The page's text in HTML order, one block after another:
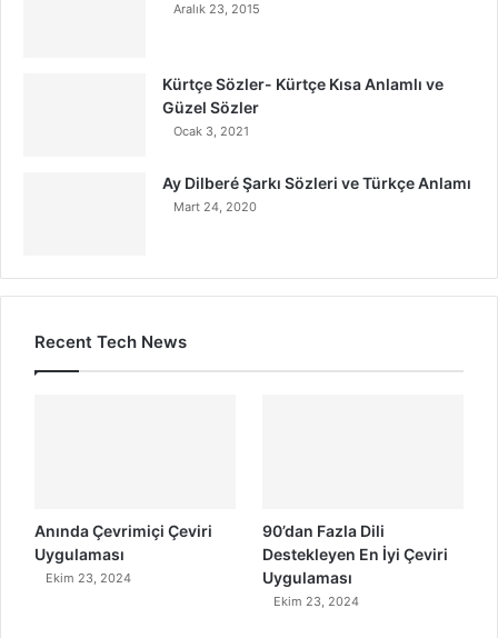
Aralık 23, 2015
Kürtçe Sözler- Kürtçe Kısa Anlamlı ve
Güzel Sözler
Ocak 3, 2021
Ay Dilberé Şarkı Sözleri ve Türkçe Anlamı
Mart 24, 2020
Recent Tech News
Anında Çevrimiçi Çeviri
Uygulaması
Ekim 23, 2024
90’dan Fazla Dili
Destekleyen En İyi Çeviri
Uygulaması
Ekim 23, 2024